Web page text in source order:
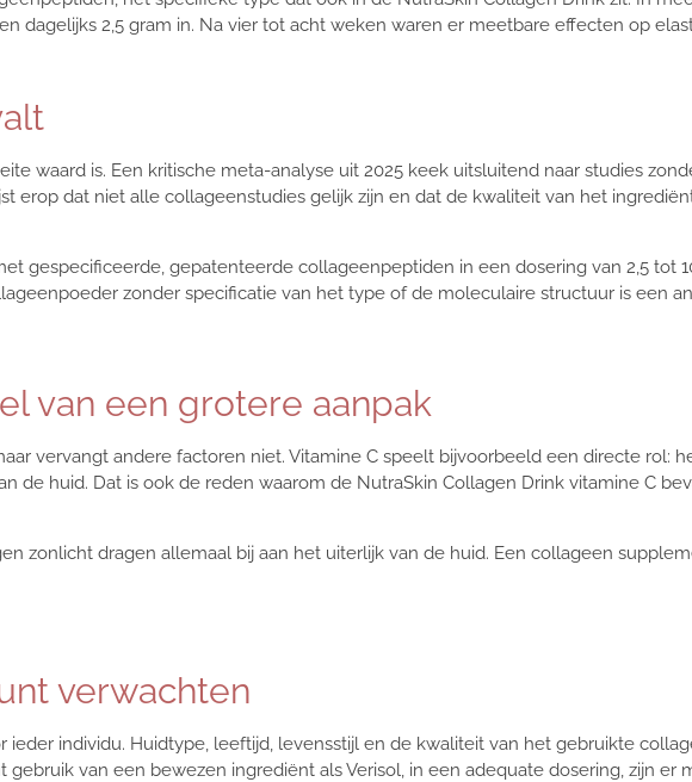
dagelijks 2,5 gram in. Na vier tot acht weken waren er meetbare effecten op
waard is. Een kritische meta-analyse uit 2025 keek uitsluitend naar studies
erop dat niet alle collageenstudies gelijk zijn en dat de kwaliteit van het
gespecificeerde, gepatenteerde collageenpeptiden in een dosering van 2,5 tot
zonder specificatie van het type of de moleculaire structuur is een
van een grotere aanpak
vervangt andere factoren niet. Vitamine C speelt bijvoorbeeld een directe rol:
de huid. Dat is ook de reden waarom de NutraSkin Collagen Drink vitamine C
zonlicht dragen allemaal bij aan het uiterlijk van de huid. Een collageen
verwachten
ieder individu. Huidtype, leeftijd, levensstijl en de kwaliteit van het gebruikte
gebruik van een bewezen ingrediënt als Verisol, in een adequate dosering, zijn er